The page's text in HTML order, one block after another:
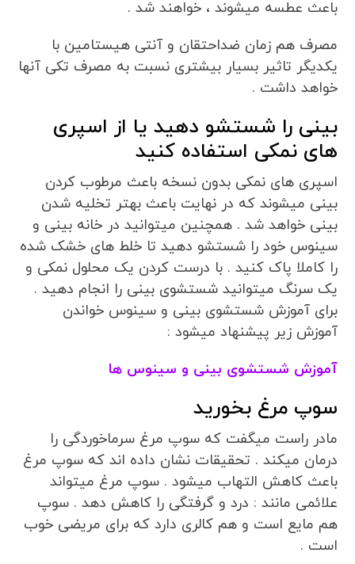
باعث عطسه میشوند ، خواهند شد .
مصرف هم زمان ضداحتقان و آنتی هیستامین با
یکدیگر تاثیر بسیار بیشتری نسبت به مصرف تکی آنها
خواهد داشت .
بینی را شستشو دهید یا از اسپری
های نمکی استفاده کنید
اسپری های نمکی بدون نسخه باعث مرطوب کردن
بینی میشوند که در نهایت باعث بهتر تخلیه شدن
بینی خواهد شد . همچنین میتوانید در خانه بینی و
سینوس خود را شستشو دهید تا خلط های خشک شده
را کاملا پاک کنید . با درست کردن یک محلول نمکی و
یک سرنگ میتوانید شستشوی بینی را انجام دهید .
برای آموزش شستشوی بینی و سینوس خواندن
آموزش زیر پیشنهاد میشود :
آموزش شستشوی بینی و سینوس ها
سوپ مرغ بخورید
مادر راست میگفت که سوپ مرغ سرماخوردگی را
درمان میکند . تحقیقات نشان داده اند که سوپ مرغ
باعث کاهش التهاب میشود . سوپ مرغ میتواند
علائمی مانند : درد و گرفتگی را کاهش دهد . سوپ
هم مایع است و هم کالری دارد که برای مریضی خوب
است .